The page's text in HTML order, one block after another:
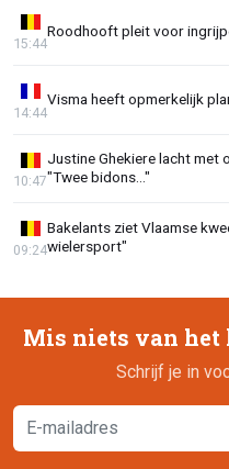
Roodhooft pleit voor
15:44
Visma heeft opmerkelijk
14:44
Justine Ghekiere lacht
"Twee bidons..."
10:47
Bakelants ziet Vlaamse
wielersport"
09:24
Mis niets van
Schrijf je in